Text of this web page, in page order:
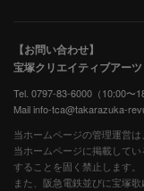
【お問い合わせ】
宝塚クリエイティブアー
Tel. 0797-83-6000（10:00〜
Mail info-tca@takarazuka-
当ホームページの管理運営
当ホームページに掲載して
することを固く禁止します。
また、阪急電鉄並びに宝塚